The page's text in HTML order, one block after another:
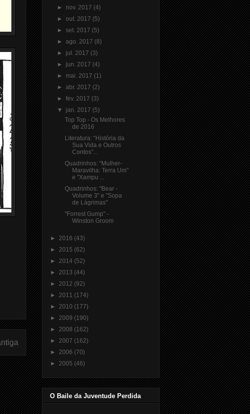
► nov. 2017 (4)
►out. 2017 (5)
►set. 2017 (5)
►ago. 2017 (8)
► jul. 2017 (3)
► jun. 2017 (4)
► mai. 2017 (1)
►abr. 2017 (2)
►fev. 2017 (3)
▼ jan. 2017 (5)
Top Top - Os Melhores
de 2016
Literatura: “História da
Sua Vida e Outros
Contos”...
Quadrinhos: "Mulher-
Maravilha: Terra Um"
e "Xampu ...
Quadrinhos: "Bear -
Volume 3" e "Sopa
de Lágrimas"
"Forrest Gump" -
Winston Groom
► 2016 (43)
► 2015 (62)
► 2014 (52)
► 2013 (44)
► 2012 (92)
► 2011 (174)
► 2010 (177)
► 2009 (190)
► 2008 (162)
► 2007 (162)
► 2006 (70)
► 2005 (46)
O Baile da Juventude Perdida